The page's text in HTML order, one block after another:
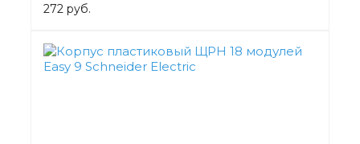
272 руб.